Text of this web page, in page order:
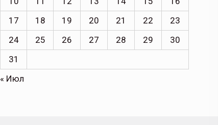
17
18 19 20 21 22
23
24
25 26 27 28 29
30
31
« Июл